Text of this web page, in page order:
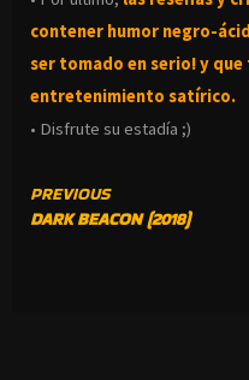
contener humor negro-
ser tomado en serio! y
entretenimiento satírico.
• Disfrute su estadía ;)
CONTINUE
READING
PREVIOUS
DARK BEACON (2018)